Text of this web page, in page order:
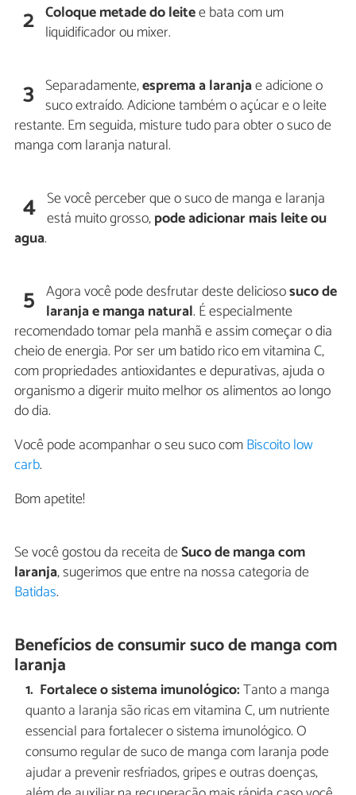
2 Coloque metade do leitee bata com um
liquidificador ou mixer.
3 Separadamente,esprema a laranjae adicione o
suco extraído. Adicione também o açúcar e o leite
restante. Em seguida, misture tudo para obter o suco de
manga com laranja natural.
4 Se você perceber que o suco de manga e laranja
está muito grosso,pode adicionar mais leite ou
agua.
5 Agora você pode desfrutar deste deliciososuco de
laranja e manganatural. É especialmente
recomendado tomar pela manhã e assim começar o dia
cheio de energia. Por ser um batido rico em vitamina C,
com propriedades antioxidantes e depurativas, ajuda o
organismo a digerir muito melhor os alimentos ao longo
do dia.
Você pode acompanhar o seu suco comBiscoito low
carb.
Bom apetite!
Se você gostou da receita deSuco de manga com
laranja, sugerimos que entre na nossa categoria de
Batidas.
Benefícios de consumir suco de manga com
laranja
Fortalece o sistema imunológico:Tanto a manga
quanto a laranja são ricas em vitamina C, um nutriente
essencial para fortalecer o sistema imunológico. O
consumo regular de suco de manga com laranja pode
ajudar a prevenir resfriados, gripes e outras doenças,